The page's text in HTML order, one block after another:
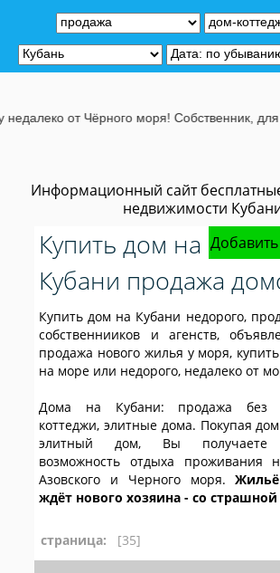
Информационный сайт
недвижимости
Купить дом на
Кубани продажа
Купить дом на Кубани недорого,
собственнииков и агенств,
продажа нового жилья у моря,
на море или недорого, недалеко от
Дома на Кубани: продажа без
коттеджи, элитные дома. Покупая
элитный дом, Вы получаете
возможность отдыха проживания
Азовского и Черного моря.
ждёт нового хозяина - со
страница: [35]
моря! Собственник, для подробностей,